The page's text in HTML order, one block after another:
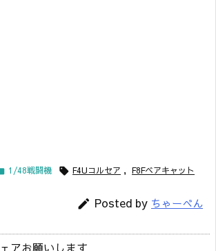
1/48戦闘機  F4Uコルセア , F8Fベアキャット
 Posted by ちゃーべん
アお願いします